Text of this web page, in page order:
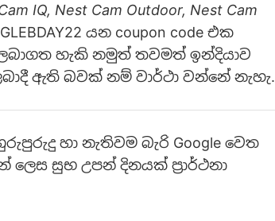
IQ, Nest Cam Outdoor, Nest Cam
යන coupon code එක
හැකි නමුත් තවමත් ඉන්දියාව
ඇති බවක් නම් වාර්ථා වන්නේ නැහැ.
හා නැතිවම බැරි Google වෙත
ලෙස සුභ උපන් දිනයක් ප්‍රාර්ථනා